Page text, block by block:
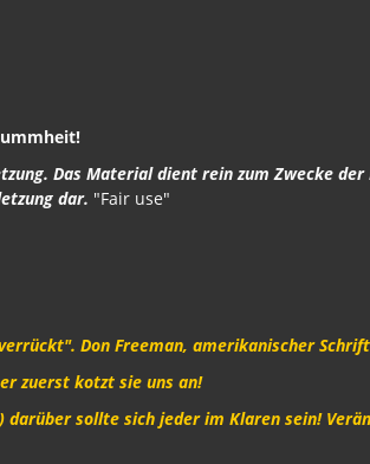
Das Material dient rein zum Zwecke
dar. "Fair use"
Don Freeman, amerikanischer
zuerst kotzt sie uns an!
sollte sich jeder im Klaren sein!